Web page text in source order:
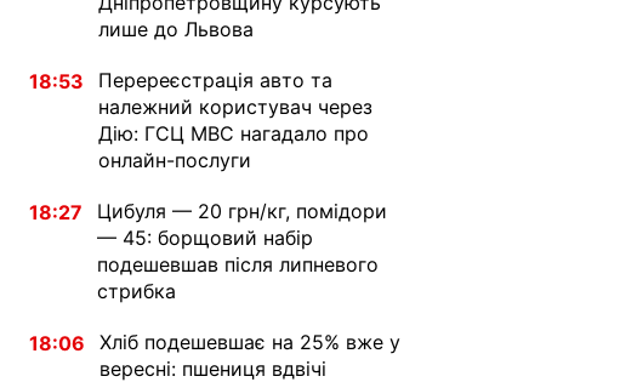
лише до Львова
18:53
Перереєстрація авто та
належний користувач через
Дію: ГСЦ МВС нагадало про
онлайн-послуги
18:27
Цибуля — 20 грн/кг, помідори
— 45: борщовий набір
подешевшав після липневого
стрибка
18:06
Хліб подешевшає на 25% вже у
вересні: пшениця вдвічі